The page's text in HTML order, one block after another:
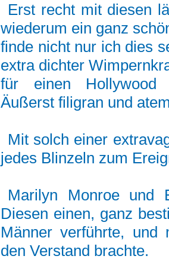
Erst recht mit diesen
wiederum ein ganz
finde nicht nur ich dies
extra dichter
für einen Hollywood
Äußerst filigran und
Mit solch einer
jedes Blinzeln zum
Marilyn Monroe und
Diesen einen, ganz
Männer verführte, und
den Verstand brachte.